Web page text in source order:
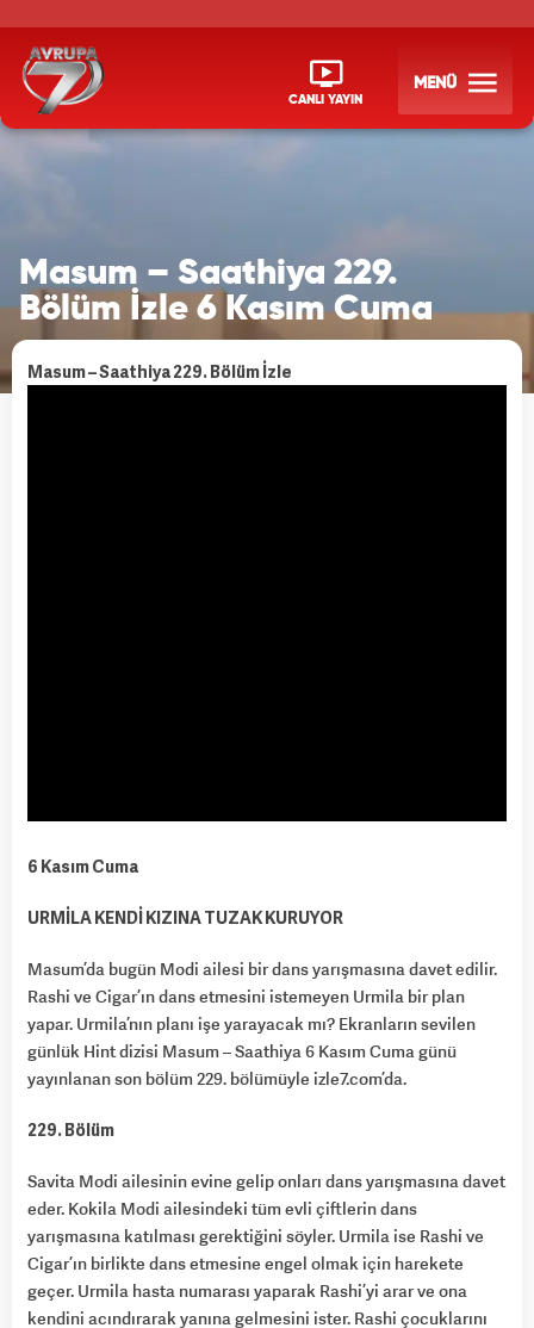
CANLI YAYIN
MENÜ
Masum – Saathiya 229.
Bölüm İzle 6 Kasım Cuma
Masum – Saathiya 229. Bölüm İzle
6 Kasım Cuma
URMİLA KENDİ KIZINA TUZAK KURUYOR
Masum’da bugün Modi ailesi bir dans yarışmasına davet edilir.
Rashi ve Cigar’ın dans etmesini istemeyen Urmila bir plan
yapar. Urmila’nın planı işe yarayacak mı? Ekranların sevilen
günlük Hint dizisi Masum – Saathiya 6 Kasım Cuma günü
yayınlanan son bölüm 229. bölümüyle izle7.com’da.
229. Bölüm
Savita Modi ailesinin evine gelip onları dans yarışmasına davet
eder. Kokila Modi ailesindeki tüm evli çiftlerin dans
yarışmasına katılması gerektiğini söyler. Urmila ise Rashi ve
Cigar’ın birlikte dans etmesine engel olmak için harekete
geçer. Urmila hasta numarası yaparak Rashi’yi arar ve ona
kendini acındırarak yanına gelmesini ister. Rashi çocuklarını